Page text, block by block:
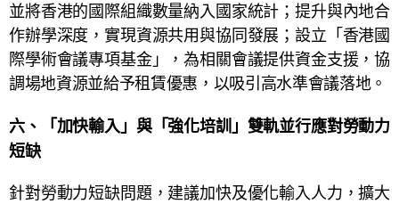
並將香港的國際組織數量納入國家統計；提升與內地合
作辦學深度，實現資源共用與協同發展；設立「香港國
際學術會議專項基金」，為相關會議提供資金支援，協
調場地資源並給予租賃優惠，以吸引高水準會議落地。
六、
「加快輸入」與「強化培訓」雙軌並行應對勞動力
短缺
針對勞動力短缺問題，建議加快及優化輸入人力，擴大